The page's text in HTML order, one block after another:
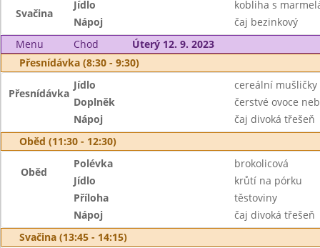
Svačina
Jídlo
kobliha s
Nápoj
čaj bezinkový
Menu
Chod
Úterý 12. 9. 2023
Přesnídávka (8:30 - 9:30)
Přesnídávka
Jídlo
cereální mušličky
Doplněk
čerstvé ovoce
Nápoj
čaj divoká třešeň
Oběd (11:30 - 12:30)
Oběd
Polévka
brokolicová
Jídlo
krůtí na pórku
Příloha
těstoviny
Nápoj
čaj divoká třešeň
Svačina (13:45 - 14:15)